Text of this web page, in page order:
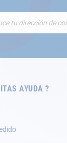
AYUDA ?